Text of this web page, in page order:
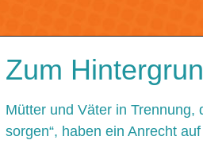
Zum
Mütter und Väter in Trennung,
sorgen“, haben ein Anrecht